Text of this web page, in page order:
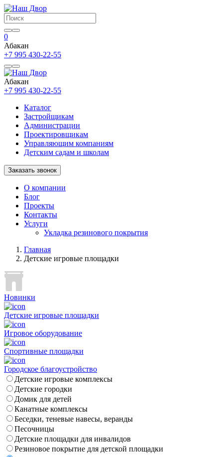
0
Абакан
+7 995 430-22-55
Абакан
+7 995 430-22-55
Каталог
Застройщикам
Администрации
Проектировщикам
Управляющим компаниям
Детским садам и школам
Заказать звонок
О компании
Блог
Проекты
Контакты
Услуги
Укладка резинового покрытия
Главная
Детские игровые площадки
Новинки
Детские игровые площадки
Игровое оборудование
Спортивные площадки
Городское благоустройство
Детские игровые комплексы
Детские городки
Домик для детей
Канатные комплексы
Беседки, теневые навесы, веранды
Песочницы
Детские площадки для инвалидов
Резиновое покрытие для детской площадки